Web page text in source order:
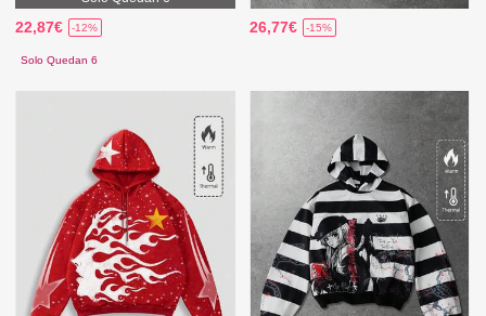
22,87€ -12%
Solo Quedan 6
26,77€ -15%